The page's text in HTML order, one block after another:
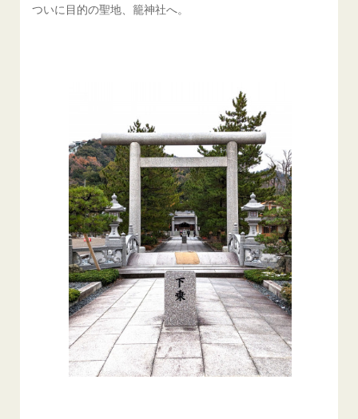
ついに目的の聖地、籠神社へ。